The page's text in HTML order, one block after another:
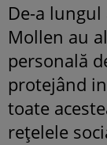
De-a lungul
Mollen au
personală
protejând
toate
rețelele